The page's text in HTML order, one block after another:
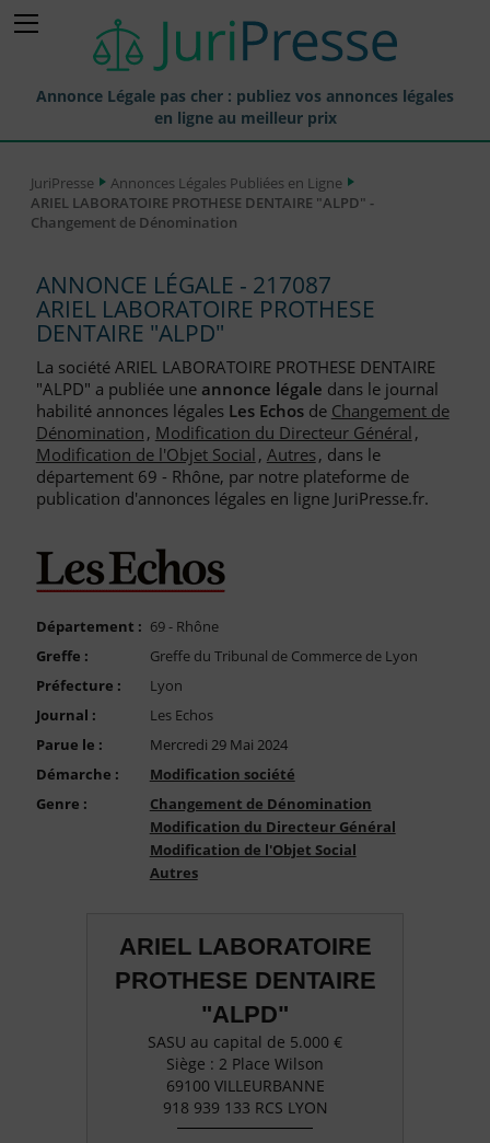
Annonce Légale pas cher : publiez vos annonces légales
en ligne au meilleur prix
Annonces Légales Publiées
Journaux Habilités (JAL) Annonces Légales
Départements pour la Publication d'Annonces Légales
Liste des Greffes
Liste des CCI
Le Blog pour les Entreprises
FAQ
Compte PRO
JuriPresse
Annonces Légales Publiées en Ligne
ARIEL LABORATOIRE PROTHESE DENTAIRE "ALPD" -
Changement de Dénomination
ANNONCE LÉGALE - 217087
ARIEL LABORATOIRE PROTHESE
DENTAIRE "ALPD"
La société ARIEL LABORATOIRE PROTHESE DENTAIRE
"ALPD" a publiée une annonce légale dans le journal
habilité annonces légales Les Echosde Changement de
Dénomination, Modification du Directeur Général,
Modification de l'Objet Social, Autres, dans le
département 69 - Rhône, par notre plateforme de
publication d'annonces légales en ligne JuriPresse.fr.
Département : 69 - Rhône
Greffe :
Greffe du Tribunal de Commerce de Lyon
Préfecture :
Lyon
Journal :
Les Echos
Parue le :
Mercredi 29 Mai 2024
Démarche :
Modification société
Genre :
Changement de Dénomination
Modification du Directeur Général
Modification de l'Objet Social
Autres
ARIEL LABORATOIRE
PROTHESE DENTAIRE
"ALPD"
SASU au capital de 5.000 €
Siège : 2 Place Wilson
69100 VILLEURBANNE
918 939 133 RCS LYON